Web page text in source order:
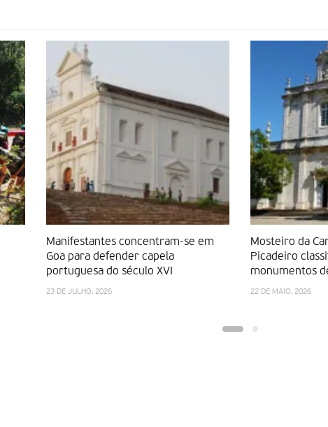
Manifestantes concentram-se em
Goa para defender capela
portuguesa do século XVI
23 DE JULHO, 2026
Mosteiro da
Picadeiro
monumentos
22 DE MAIO, 2026